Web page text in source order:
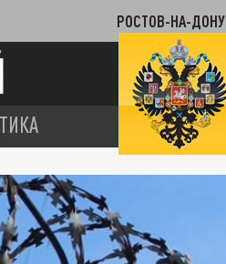
РОСТОВ-НА-ДОНУ